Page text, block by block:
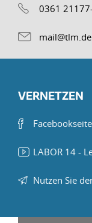
0361
mail@tlm.de
VERNETZEN
LABOR 14 -
Nutzen Sie